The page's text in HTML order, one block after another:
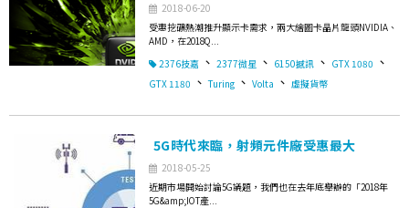
2018-06-20
受惠挖礦熱潮推升顯示卡需求，兩大繪圖卡晶片龍頭NVIDIA、
AMD，在2018Q...
2376技嘉 、 2377微星 、 6150撼訊 、 GTX 1080 、
GTX 1180 、 Turing 、 Volta 、 虛擬貨幣
5G時代來臨，射頻元件廠受惠最大
2018-05-25
近期市場開始討論5G議題，我們也在去年底舉辦的「2018年
5G&amp;IOT產...